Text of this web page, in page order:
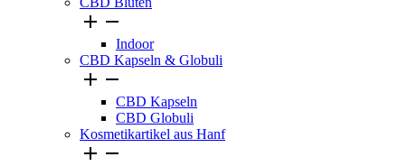
 
Indoor
CBD Kapseln & Globuli
 
CBD Kapseln
CBD Globuli
Kosmetikartikel aus Hanf
 